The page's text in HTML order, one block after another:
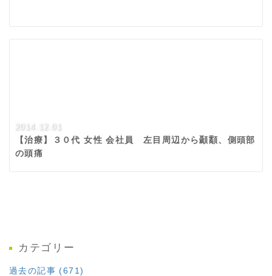
2014.12.01
【治療】３０代 女性 会社員 左目周辺から顳顬、側頭部
の頭痛
カテゴリー
過去の記事 (671)